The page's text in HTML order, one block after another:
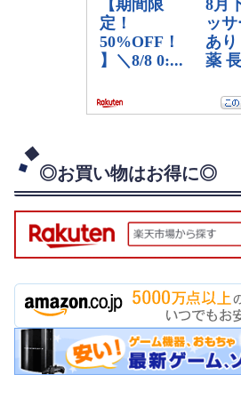
◎お買い物はお得に◎